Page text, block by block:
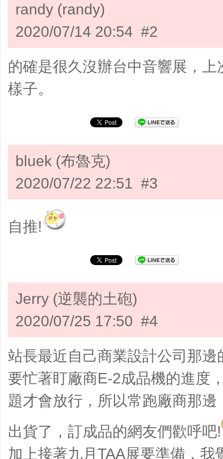
randy (randy)
2020/07/14 20:54 #2
的確是很久沒辦台中音響展，
樣子。
bluek (布魯克)
2020/07/22 22:51 #3
自推!
Jerry (逆襲的土砲)
2020/07/25 17:50 #4
站長最近自己商業設計公司那
要忙著盯廠商E-2成品機的進度
題才會放行，所以常跑廠商那
出貨了，訂成品的網友們歡呼吧!
加上接著九月TAA展要準備，我